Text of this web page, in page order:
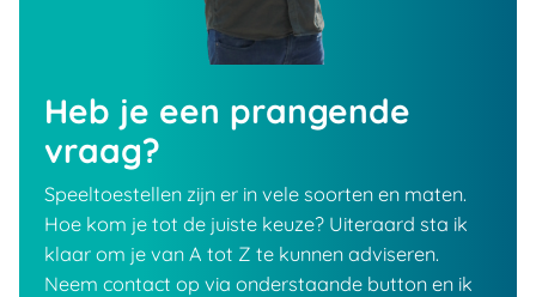
Heb je een prangende
vraag?
Speeltoestellen zijn er in vele soorten en maten.
Hoe kom je tot de juiste keuze? Uiteraard sta ik
klaar om je van A tot Z te kunnen adviseren.
Neem contact op via onderstaande button en ik